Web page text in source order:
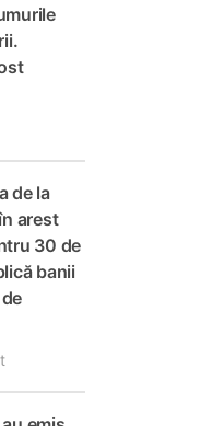
de la
arest
30 de
banii